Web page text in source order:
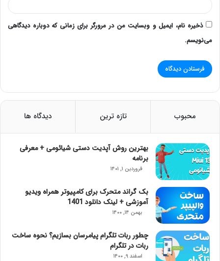
ذخیره نام، ایمیل و وبسایت من در مرورگر برای زمانی که دوباره دیدگاهی
می‌نویسم.
محبوب تازه ترین دیدگاه ها
بهترین روش آپدیت دستی شیائومی + معرفی
برنامه
فروردین ۱, ۱۴۰۱
بک گراند متحرک برای کامپیوتر همراه ویدیو
آموزشی + لینک دانلود 1401
بهمن ۱۴, ۱۴۰۰
چطور ربات تلگرام پیامرسان بسازیم؟ نحوه ساخت
ربات در تلگرام
اسفند ۹, ۱۴۰۰